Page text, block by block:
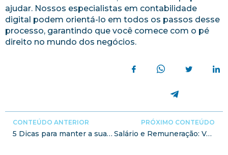
ajudar. Nossos especialistas em contabilidade
digital podem orientá-lo em todos os passos desse
processo, garantindo que você comece com o pé
direito no mundo dos negócios.
CONTEÚDO ANTERIOR
5 Dicas para manter a sua equipe motivada
PRÓXIMO CONTEÚDO
Salário e Remuneração: Você conhece a diferença entre eles?